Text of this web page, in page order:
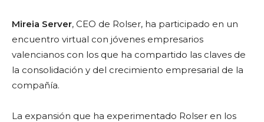
Mireia Server, CEO de Rolser, ha participado en un
encuentro virtual con jóvenes empresarios
valencianos con los que ha compartido las claves de
la consolidación y del crecimiento empresarial de la
compañía.
La expansión que ha experimentado Rolser en los